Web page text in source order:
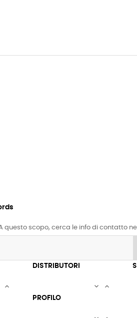
questo scopo, cerca le info di contatto

DISTRIBUTORI
 
PROFILO